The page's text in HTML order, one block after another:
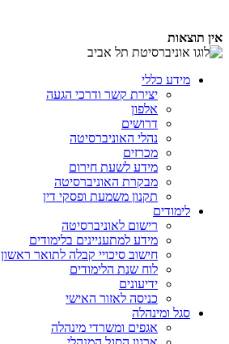
אין תוצאות
מידע כללי
יצירת קשר ודרכי הגעה
אלפון
דרושים
נהלי האוניברסיטה
מכרזים
מידע לשעת חירום
מבקרת האוניברסיטה
תקנון משמעת ופסקי דין
לימודים
רישום לאוניברסיטה
מידע למתעניינים בלימודים
חישוב סיכויי קבלה לתואר ראשון
לוח שנת הלימודים
ידיעונים
כניסה לאזור האישי
סגל ומינהלה
אגפים ומשרדי מינהלה